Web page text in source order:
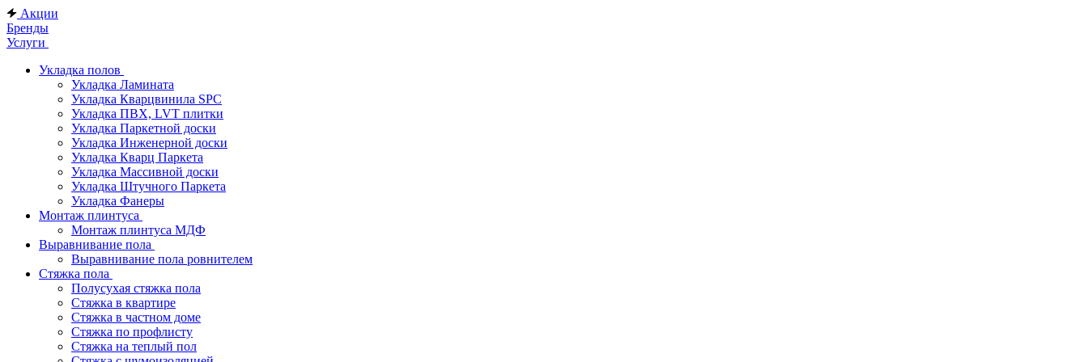
Акции
Бренды
Услуги
Укладка полов
Укладка Ламината
Укладка Кварцвинила SPC
Укладка ПВХ, LVT плитки
Укладка Паркетной доски
Укладка Инженерной доски
Укладка Кварц Паркета
Укладка Массивной доски
Укладка Штучного Паркета
Укладка Фанеры
Монтаж плинтуса
Монтаж плинтуса МДФ
Выравнивание пола
Выравнивание пола ровнителем
Стяжка пола
Полусухая стяжка пола
Стяжка в квартире
Стяжка в частном доме
Стяжка по профлисту
Стяжка на теплый пол